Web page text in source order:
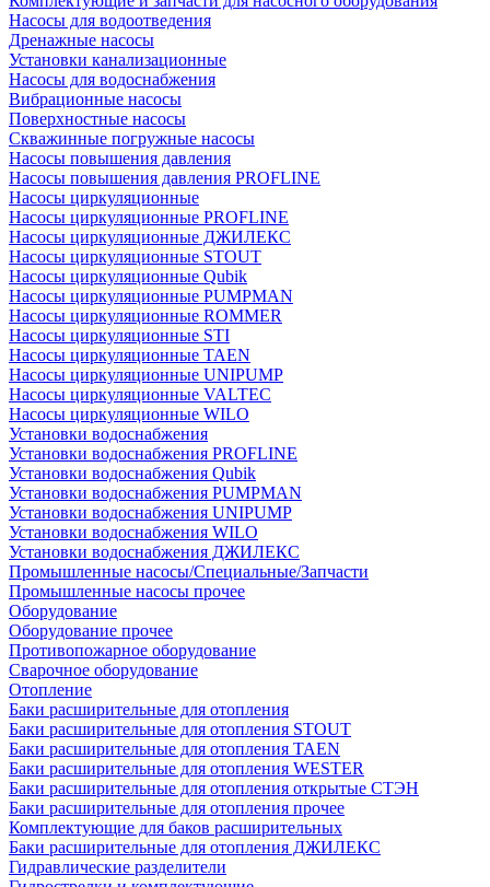
Насосы для водоотведения
Дренажные насосы
Установки канализационные
Насосы для водоснабжения
Вибрационные насосы
Поверхностные насосы
Скважинные погружные насосы
Насосы повышения давления
Насосы повышения давления PROFLINE
Насосы циркуляционные
Насосы циркуляционные PROFLINE
Насосы циркуляционные ДЖИЛЕКС
Насосы циркуляционные STOUT
Насосы циркуляционные Qubik
Насосы циркуляционные PUMPMAN
Насосы циркуляционные ROMMER
Насосы циркуляционные STI
Насосы циркуляционные TAEN
Насосы циркуляционные UNIPUMP
Насосы циркуляционные VALTEC
Насосы циркуляционные WILO
Установки водоснабжения
Установки водоснабжения PROFLINE
Установки водоснабжения Qubik
Установки водоснабжения PUMPMAN
Установки водоснабжения UNIPUMP
Установки водоснабжения WILO
Установки водоснабжения ДЖИЛЕКС
Промышленные насосы/Специальные/Запчасти
Промышленные насосы прочее
Оборудование
Оборудование прочее
Противопожарное оборудование
Сварочное оборудование
Отопление
Баки расширительные для отопления
Баки расширительные для отопления STOUT
Баки расширительные для отопления TAEN
Баки расширительные для отопления WESTER
Баки расширительные для отопления открытые СТЭН
Баки расширительные для отопления прочее
Комплектующие для баков расширительных
Баки расширительные для отопления ДЖИЛЕКС
Гидравлические разделители